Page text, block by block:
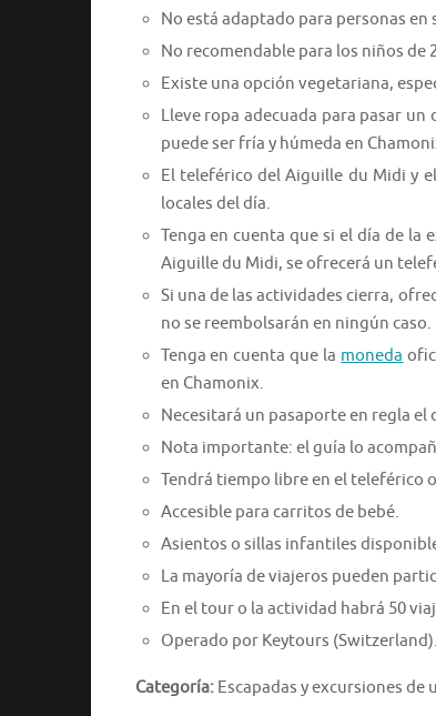
No está adaptado para personas en
No recomendable para los niños de
Existe una opción vegetariana,
Lleve ropa adecuada para pasar
puede ser fría y húmeda en
El teleférico del Aiguille du Midi y
locales del día.
Tenga en cuenta que si el día de
Aiguille du Midi, se ofrecerá un
Si una de las actividades cierra,
no se reembolsarán en ningún caso.
Tenga en cuenta que la moneda
en Chamonix.
Necesitará un pasaporte en regla el
Nota importante: el guía lo
Tendrá tiempo libre en el teleférico
Accesible para carritos de bebé.
Asientos o sillas infantiles
La mayoría de viajeros pueden
En el tour o la actividad habrá 50
Operado por Keytours (Switzerland).
Categoría: Escapadas y excursiones de